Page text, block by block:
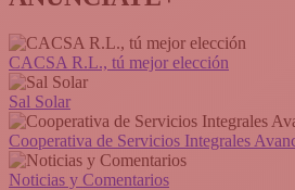
CACSA R.L., tú mejor elección
Sal Solar
Cooperativa de Servicios Integrales
Noticias y Comentarios